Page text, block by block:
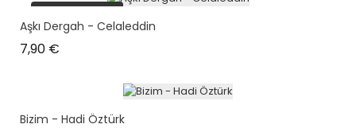
plus en stock
Aşkı Dergah - Celaleddin
7,90 €
Bizim - Hadi Öztürk